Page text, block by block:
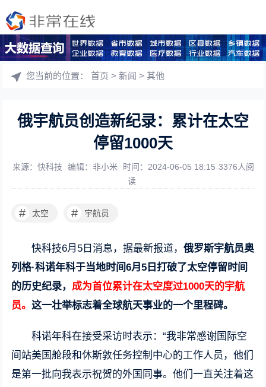
您当前的位置：首页 >新闻 >其他
俄宇航员创造新纪录：累计在太空
停留1000天
来源：快科技 编辑：非小米 时间：2024-06-05 18:15 3376人阅
读
# 太空 # 宇航员
快科技6月5日消息，据最新报道，俄罗斯宇航员奥
列格·科诺年科于当地时间6月5日打破了太空停留时间
的历史纪录， 成为首位累计在太空度过1000天的宇航
员。这一壮举标志着全球航天事业的一个里程碑。
科诺年科在接受采访时表示：“我非常感谢国际空
间站美国舱段和休斯敦任务控制中心的工作人员，他们
是第一批向我表示祝贺的外国同事。他们一直关注着这